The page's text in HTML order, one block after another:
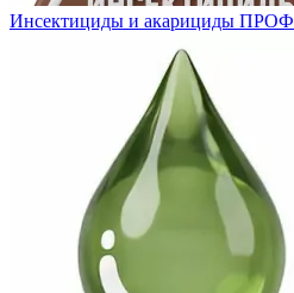
Инсектициды и акарициды ПРОФ